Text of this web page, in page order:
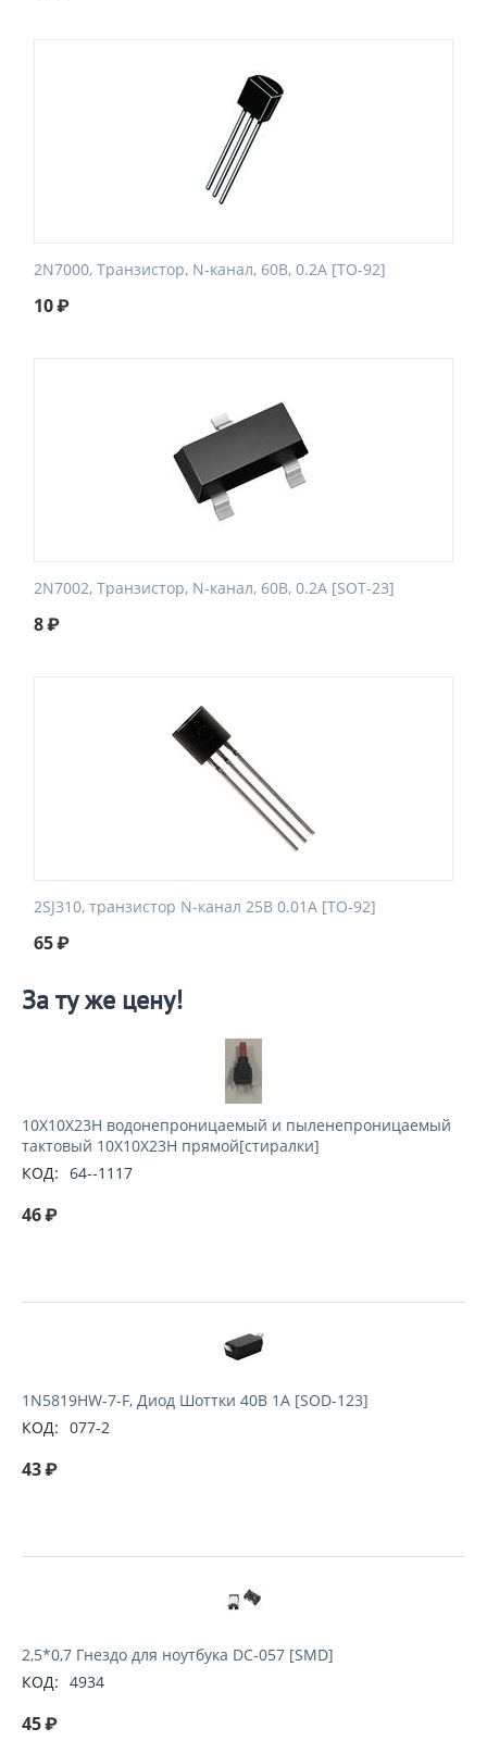
2N7000, Транзистор, N-канал, 60В, 0.2А [TO-92]
10₽
2N7002, Транзистор, N-канал, 60В, 0.2А [SOT-23]
8₽
2SJ310, транзистор N-канал 25В 0.01А [TO-92]
65₽
За ту же цену!
10X10X23H водонепроницаемый и пыленепроницаемый
тактовый 10X10X23H прямой[стиралки]
КОД: 64--1117
46₽
1N5819HW-7-F, Диод Шоттки 40В 1А [SOD-123]
КОД: 077-2
43₽
2,5*0,7 Гнездо для ноутбука DC-057 [SMD]
КОД: 4934
45₽